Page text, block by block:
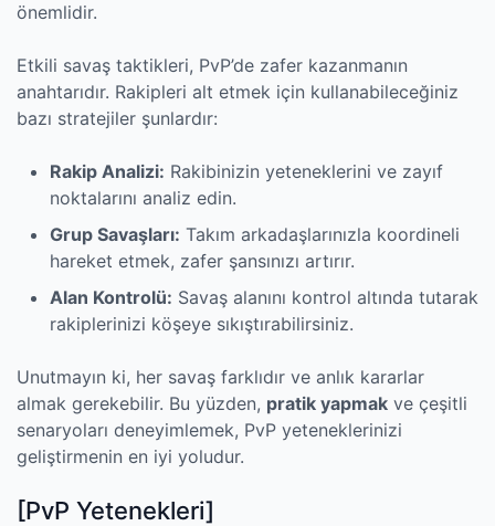
önemlidir.
Etkili savaş taktikleri, PvP’de zafer kazanmanın
anahtarıdır. Rakipleri alt etmek için kullanabileceğiniz
bazı stratejiler şunlardır:
Rakip Analizi: Rakibinizin yeteneklerini ve zayıf
noktalarını analiz edin.
Grup Savaşları: Takım arkadaşlarınızla koordineli
hareket etmek, zafer şansınızı artırır.
Alan Kontrolü: Savaş alanını kontrol altında tutarak
rakiplerinizi köşeye sıkıştırabilirsiniz.
Unutmayın ki, her savaş farklıdır ve anlık kararlar
almak gerekebilir. Bu yüzden, pratik yapmak ve çeşitli
senaryoları deneyimlemek, PvP yeteneklerinizi
geliştirmenin en iyi yoludur.
[PvP Yetenekleri]